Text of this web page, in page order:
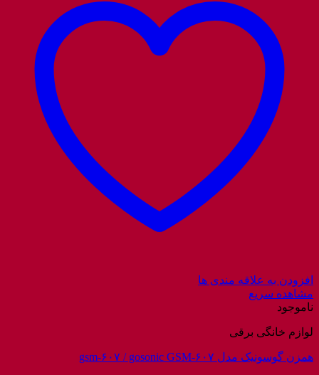
افزودن به علاقه مندی ها
مشاهده سریع
ناموجود
لوازم خانگی برقی
همزن گوسونیک مدل gsm-۶۰۷ / gosonic GSM-۶۰۷